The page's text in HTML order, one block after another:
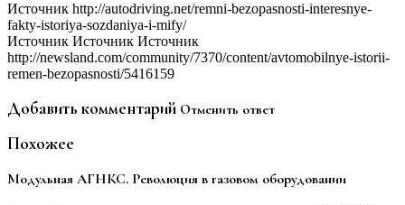
Источник http://autodriving.net/remni-bezopasnosti-interesnye-
fakty-istoriya-sozdaniya-i-mify/
Источник Источник Источник
http://newsland.com/community/7370/content/avtomobilnye-istorii-
remen-bezopasnosti/5416159
Добавить комментарий Отменить ответ
Похожее
Модульная АГНКС. Революция в газовом оборудовании